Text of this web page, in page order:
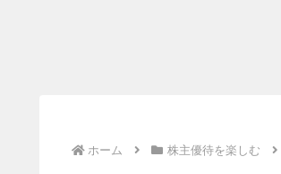
ホーム 株主優待を楽しむ